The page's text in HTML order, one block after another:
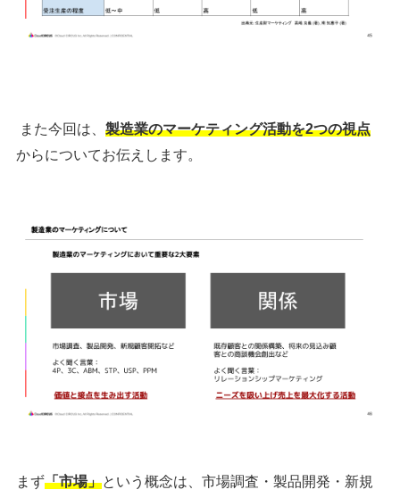
また今回は、 製造業のマーケティング活動を2つの視点
からについてお伝えします。
まず「市場」という概念は、市場調査・製品開発・新規